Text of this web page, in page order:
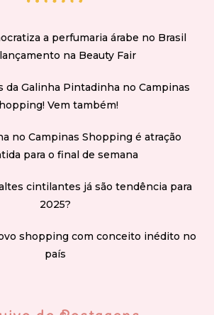
a perfumaria árabe no Brasil
na Beauty Fair
da Galinha Pintadinha no Campinas
Vem também!
no Campinas Shopping é atração
para o final de semana
cintilantes já são tendência para
2025?
shopping com conceito inédito no
país